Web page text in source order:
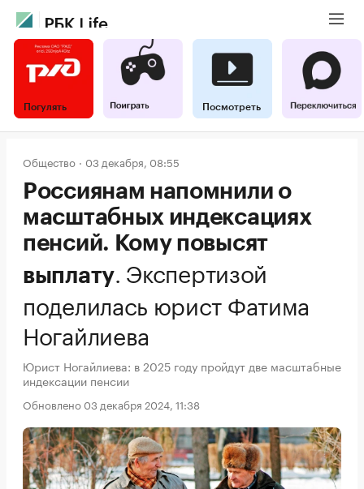
Погулять Посмотреть
Общество 03 декабря, 08:55
Россиянам напомнили о
масштабных индексациях
пенсий. Кому повысят
выплату. Экспертизой
поделилась юрист Фатима
Ногайлиева
Юрист Ногайлиева: в 2025 году пройдут две масштабные
индексации пенсии
Обновлено 03 декабря 2024, 11:38